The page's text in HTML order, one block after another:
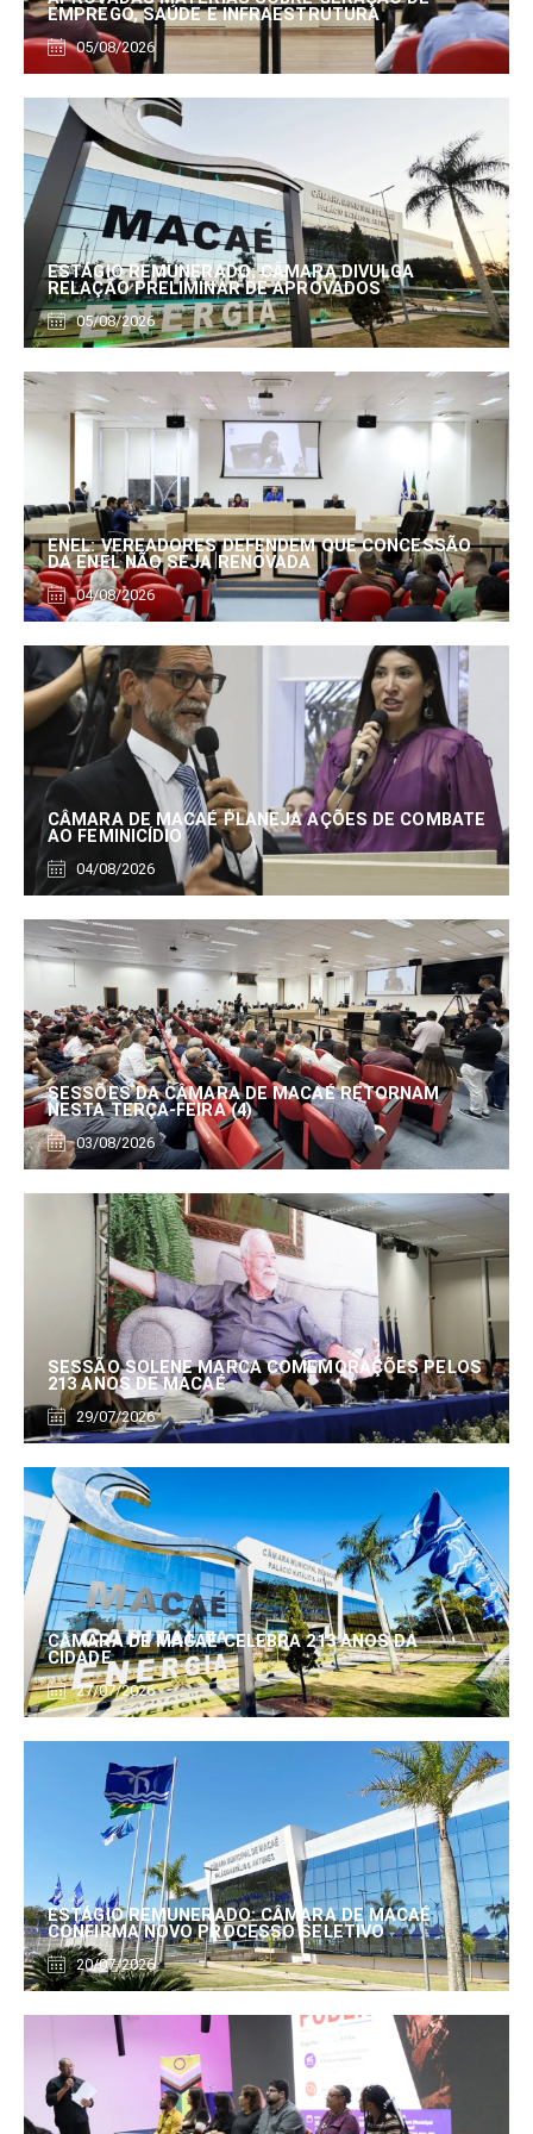
EMPREGO, SAÚDE E INFRAESTRUTURA
05/08/2026
ESTÁGIO REMUNERADO: CÂMARA DIVULGA
RELAÇÃO PRELIMINAR DE APROVADOS
05/08/2026
ENEL: VEREADORES DEFENDEM QUE CONCESSÃO
DA ENEL NÃO SEJA RENOVADA
04/08/2026
CÂMARA DE MACAÉ PLANEJA AÇÕES DE COMBATE
AO FEMINICÍDIO
04/08/2026
SESSÕES DA CÂMARA DE MACAÉ RETORNAM
NESTA TERÇA-FEIRA (4)
03/08/2026
SESSÃO SOLENE MARCA COMEMORAÇÕES PELOS
213 ANOS DE MACAÉ
29/07/2026
CÂMARA DE MACAÉ CELEBRA 213 ANOS DA
CIDADE
27/07/2026
ESTÁGIO REMUNERADO: CÂMARA DE MACAÉ
CONFIRMA NOVO PROCESSO SELETIVO
20/07/2026